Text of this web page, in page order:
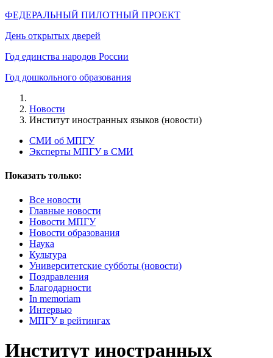
ФЕДЕРАЛЬНЫЙ ПИЛОТНЫЙ ПРОЕКТ
День открытых дверей
Год единства народов России
Год дошкольного образования
Новости
Институт иностранных языков (новости)
СМИ об МПГУ
Эксперты МПГУ в СМИ
Показать только:
Все новости
Главные новости
Новости МПГУ
Новости образования
Наука
Культура
Университетские субботы (новости)
Поздравления
Благодарности
In memoriam
Интервью
МПГУ в рейтингах
Институт иностранных